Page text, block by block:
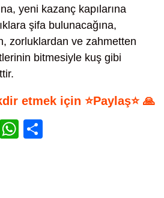
yeni kazanç kapılarına
şifa bulunacağına,
zorluklardan ve zahmetten
bitmesiyle kuş gibi
etmek için ⭐Paylaş⭐ 🙏
T
W